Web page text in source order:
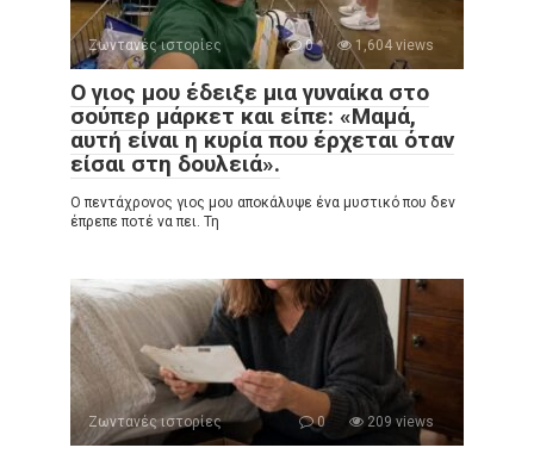
Ζωντανές ιστορίες 0 1,604 views
Ο γιος μου έδειξε μια γυναίκα στο
σούπερ μάρκετ και είπε: «Μαμά,
αυτή είναι η κυρία που έρχεται όταν
είσαι στη δουλειά».
Ο πεντάχρονος γιος μου αποκάλυψε ένα μυστικό που δεν
έπρεπε ποτέ να πει. Τη
Ζωντανές ιστορίες 0 209 views